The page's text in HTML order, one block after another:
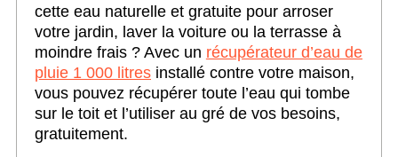
cette eau naturelle et gratuite pour arroser
votre jardin, laver la voiture ou la terrasse à
moindre frais ? Avec un récupérateur d’eau de
pluie 1 000 litresinstallé contre votre maison,
vous pouvez récupérer toute l’eau qui tombe
sur le toit et l’utiliser au gré de vos besoins,
gratuitement.